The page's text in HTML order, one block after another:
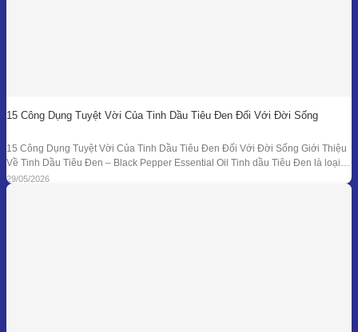
15 Công Dụng Tuyệt Vời Của Tinh Dầu Tiêu Đen Đối Với Đời Sống
15 Công Dụng Tuyệt Vời Của Tinh Dầu Tiêu Đen Đối Với Đời Sống Giới Thiệu
Về Tinh Dầu Tiêu Đen – Black Pepper Essential Oil Tinh dầu Tiêu Đen là loại
tinh dầu thiên nhiên được chiết xuất từ quả của cây Tiêu Đen (Piper nigrum)
bằng phương pháp chưng cất hơi nước. Đây là
29/05/2026